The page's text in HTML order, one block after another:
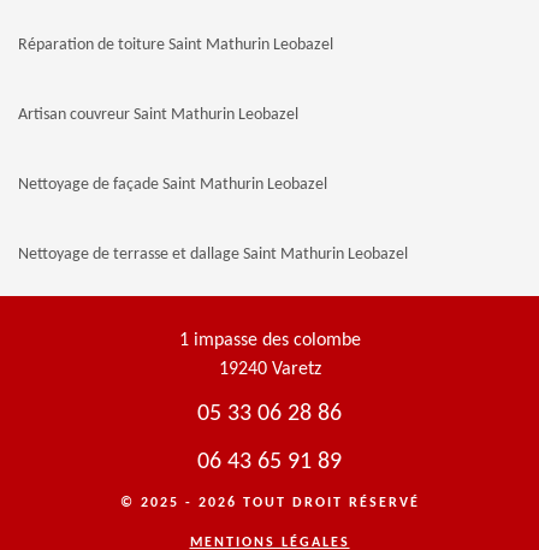
Réparation de toiture Saint Mathurin Leobazel
Artisan couvreur Saint Mathurin Leobazel
Nettoyage de façade Saint Mathurin Leobazel
Nettoyage de terrasse et dallage Saint Mathurin Leobazel
1 impasse des colombe
19240 Varetz
05 33 06 28 86
06 43 65 91 89
© 2025 - 2026 TOUT DROIT RÉSERVÉ
MENTIONS LÉGALES